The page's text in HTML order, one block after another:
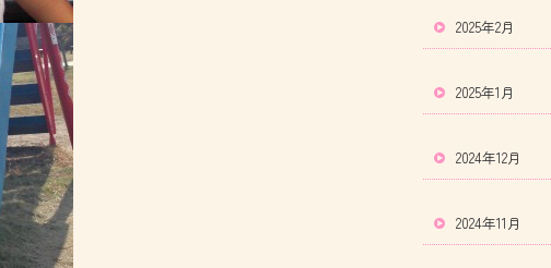
2025年2月
2025年1月
2024年12月
2024年11月